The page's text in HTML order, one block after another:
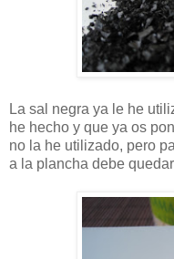
La sal negra ya le he
he hecho y que ya os
no la he utilizado, pero
a la plancha debe